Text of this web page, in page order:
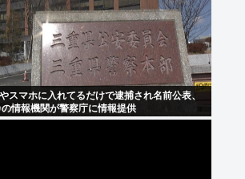
スマホに入れてるだけで逮捕され名前公表、
情報機関が警察庁に情報提供